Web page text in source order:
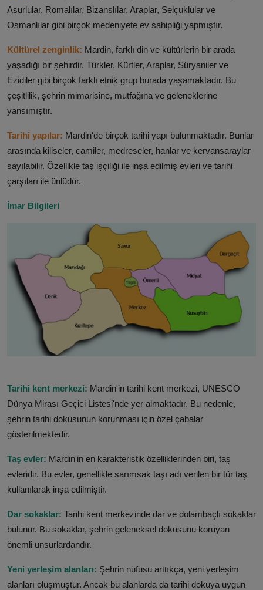
Asurlular, Romalılar, Bizanslılar, Araplar, Selçuklular ve
Osmanlılar gibi birçok medeniyete ev sahipliği yapmıştır.
Kültürel zenginlik: Mardin, farklı din ve kültürlerin bir arada
yaşadığı bir şehirdir. Türkler, Kürtler, Araplar, Süryaniler ve
Ezidiler gibi birçok farklı etnik grup burada yaşamaktadır. Bu
çeşitlilik, şehrin mimarisine, mutfağına ve geleneklerine
yansımıştır.
Tarihi yapılar: Mardin'de birçok tarihi yapı bulunmaktadır. Bunlar
arasında kiliseler, camiler, medreseler, hanlar ve kervansaraylar
sayılabilir. Özellikle taş işçiliği ile inşa edilmiş evleri ve tarihi
çarşıları ile ünlüdür.
İmar Bilgileri
Tarihi kent merkezi: Mardin'in tarihi kent merkezi, UNESCO
Dünya Mirası Geçici Listesi'nde yer almaktadır. Bu nedenle,
şehrin tarihi dokusunun korunması için özel çabalar
gösterilmektedir.
Taş evler: Mardin'in en karakteristik özelliklerinden biri, taş
evleridir. Bu evler, genellikle sarımsak taşı adı verilen bir tür taş
kullanılarak inşa edilmiştir.
Dar sokaklar: Tarihi kent merkezinde dar ve dolambaçlı sokaklar
bulunur. Bu sokaklar, şehrin geleneksel dokusunu koruyan
önemli unsurlardandır.
Yeni yerleşim alanları: Şehrin nüfusu arttıkça, yeni yerleşim
alanları oluşmuştur. Ancak bu alanlarda da tarihi dokuya uygun